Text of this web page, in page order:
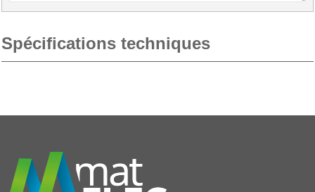
Spécifications techniques